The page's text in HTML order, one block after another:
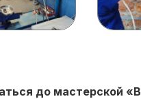
до мастерской